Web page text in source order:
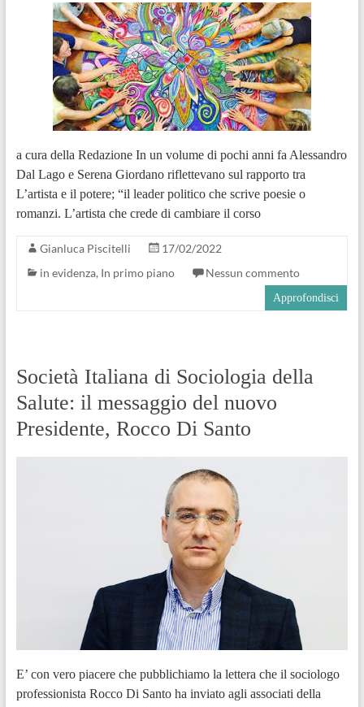
a cura della Redazione In un volume di pochi anni fa Alessandro
Dal Lago e Serena Giordano riflettevano sul rapporto tra
L’artista e il potere; “il leader politico che scrive poesie o
romanzi. L’artista che crede di cambiare il corso
Gianluca Piscitelli
17/02/2022
in evidenza, In primo piano Nessun commento
Approfondisci
Società Italiana di Sociologia della
Salute: il messaggio del nuovo
Presidente, Rocco Di Santo
E’ con vero piacere che pubblichiamo la lettera che il sociologo
professionista Rocco Di Santo ha inviato agli associati della